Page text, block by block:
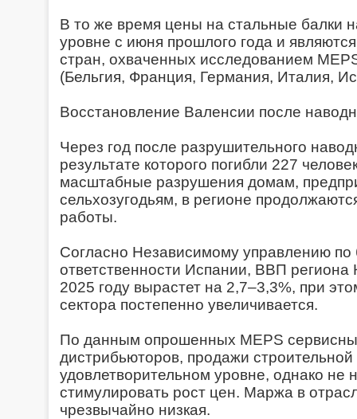
В то же время цены на стальные балки
уровне с июня прошлого года и
стран, охваченных исследованием
(Бельгия, Франция, Германия, Италия,
Восстановление Валенсии после
Через год после разрушительного
результате которого погибли 227
масштабные разрушения домам,
сельхозугодьям, в регионе
работы.
Согласно Независимому управлению
ответственности Испании, ВВП
2025 году вырастет на 2,7–3,3%, при
сектора постепенно увеличивается.
По данным опрошенных MEPS
дистрибьюторов, продажи
удовлетворительном уровне, однако не
стимулировать рост цен. Маржа в
чрезвычайно низкая.